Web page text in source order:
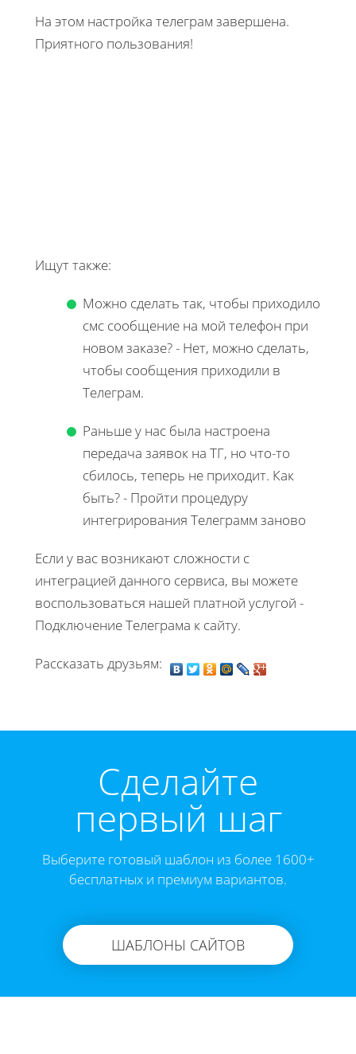
На этом настройка телеграм завершена.
Приятного пользования!
Ищут также:
Можно сделать так, чтобы приходило
смс сообщение на мой телефон при
новом заказе? - Нет, можно сделать,
чтобы сообщения приходили в
Телеграм.
Раньше у нас была настроена
передача заявок на ТГ, но что-то
сбилось, теперь не приходит. Как
быть? - Пройти процедуру
интегрирования Телеграмм заново
Если у вас возникают сложности с
интеграцией данного сервиса, вы можете
воспользоваться нашей платной услугой -
Подключение Телеграма к сайту.
Рассказать друзьям:
Cделайте
первый шаг
Выберите готовый шаблон из более 1600+
бесплатных и премиум вариантов.
ШАБЛОНЫ САЙТОВ